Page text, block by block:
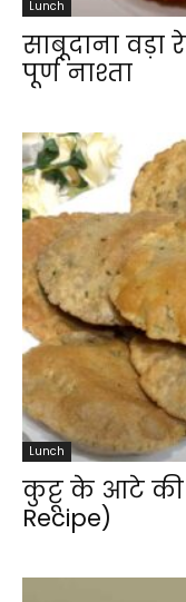
Lunch
साबूदाना वड़ा
पूर्ण नाश्ता
Lunch
कुट्टू के आटे की
Recipe)